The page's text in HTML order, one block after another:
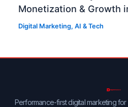
Monetization & Growth
Digital Marketing,AI & Tech
Performance-first digital marketing